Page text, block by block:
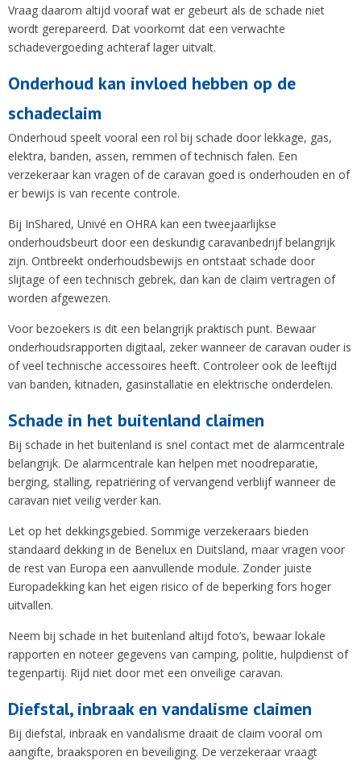
Vraag daarom altijd vooraf wat er gebeurt als de schade niet
wordt gerepareerd. Dat voorkomt dat een verwachte
schadevergoeding achteraf lager uitvalt.
Onderhoud kan invloed hebben op de
schadeclaim
Onderhoud speelt vooral een rol bij schade door lekkage, gas,
elektra, banden, assen, remmen of technisch falen. Een
verzekeraar kan vragen of de caravan goed is onderhouden en of
er bewijs is van recente controle.
Bij InShared, Univé en OHRA kan een tweejaarlijkse
onderhoudsbeurt door een deskundig caravanbedrijf belangrijk
zijn. Ontbreekt onderhoudsbewijs en ontstaat schade door
slijtage of een technisch gebrek, dan kan de claim vertragen of
worden afgewezen.
Voor bezoekers is dit een belangrijk praktisch punt. Bewaar
onderhoudsrapporten digitaal, zeker wanneer de caravan ouder is
of veel technische accessoires heeft. Controleer ook de leeftijd
van banden, kitnaden, gasinstallatie en elektrische onderdelen.
Schade in het buitenland claimen
Bij schade in het buitenland is snel contact met de alarmcentrale
belangrijk. De alarmcentrale kan helpen met noodreparatie,
berging, stalling, repatriëring of vervangend verblijf wanneer de
caravan niet veilig verder kan.
Let op het dekkingsgebied. Sommige verzekeraars bieden
standaard dekking in de Benelux en Duitsland, maar vragen voor
de rest van Europa een aanvullende module. Zonder juiste
Europadekking kan het eigen risico of de beperking fors hoger
uitvallen.
Neem bij schade in het buitenland altijd foto’s, bewaar lokale
rapporten en noteer gegevens van camping, politie, hulpdienst of
tegenpartij. Rijd niet door met een onveilige caravan.
Diefstal, inbraak en vandalisme claimen
Bij diefstal, inbraak en vandalisme draait de claim vooral om
aangifte, braaksporen en beveiliging. De verzekeraar vraagt